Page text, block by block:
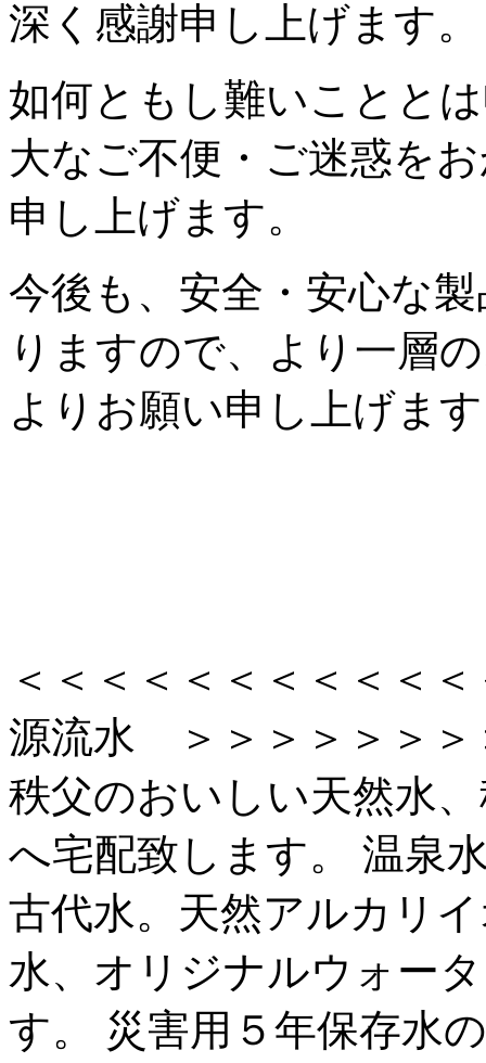
深く感謝申し上げます。
如何ともし難いことと
大なご不便・ご迷惑を
申し上げます。
今後も、安全・安心な
りますので、より一層
よりお願い申し上げま
＜＜＜＜＜＜＜＜＜＜
源流水 ＞＞＞＞＞＞＞
秩父のおいしい天然水
へ宅配致します。 温泉
古代水。天然アルカリ
水、オリジナルウォー
す。 災害用５年保存水